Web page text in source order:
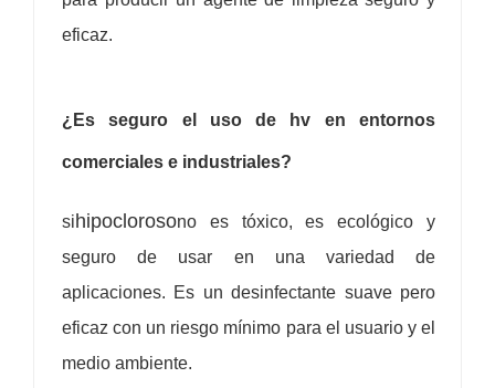
eficaz.
¿Es seguro el uso de hv en entornos
comerciales e industriales?
sihipoclorosono es tóxico, es ecológico y
seguro de usar en una variedad de
aplicaciones. Es un desinfectante suave pero
eficaz con un riesgo mínimo para el usuario y el
medio ambiente.